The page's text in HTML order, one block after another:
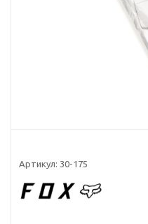
Артикул: 30-175